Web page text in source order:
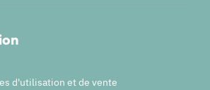
d'utilisation et de vente